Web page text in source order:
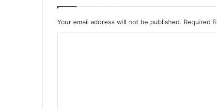
Your email address will not be published. Required